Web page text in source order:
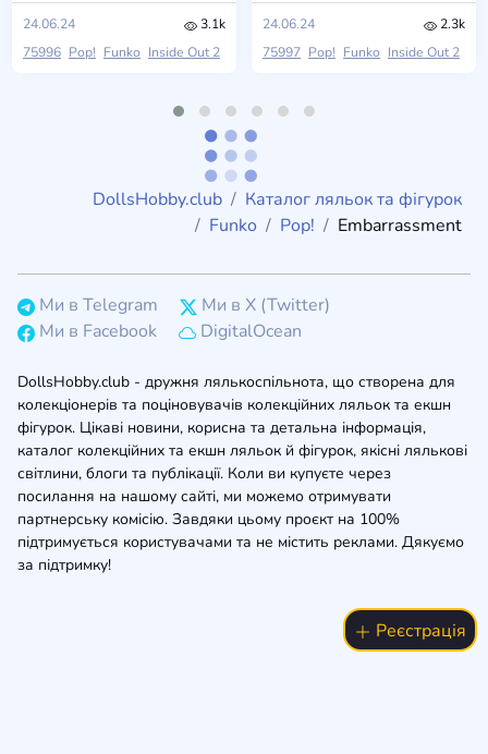
24.06.24
3.1k
75996 Pop! Funko Inside Out 2
24.06.24
2.3k
75997 Pop! Funko Inside Out 2
DollsHobby.club
Каталог ляльок та фігурок
Funko
Pop! Embarrassment
Ми в Telegram
Ми в X (Twitter)
Ми в Facebook
DigitalOcean
DollsHobby.club - дружня лялькоспільнота, що створена для
колекціонерів та поціновувачів колекційних ляльок та екшн
фігурок. Цікаві новини, корисна та детальна інформація,
каталог колекційних та екшн ляльок й фігурок, якісні лялькові
світлини, блоги та публікації. Коли ви купуєте через
посилання на нашому сайті, ми можемо отримувати
партнерську комісію. Завдяки цьому проєкт на 100%
підтримується користувачами та не містить реклами. Дякуємо
за підтримку!
Реєстрація